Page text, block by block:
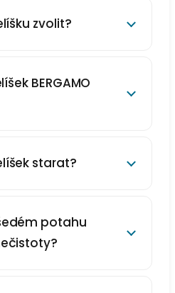
zvolit?
BERGAMO
starat?
potahu